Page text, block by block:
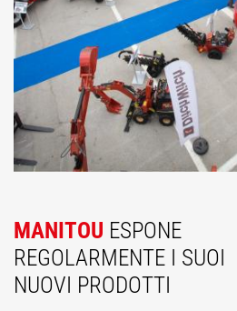
MANITOU ESPONE
REGOLARMENTE I SUOI
NUOVI PRODOTTI